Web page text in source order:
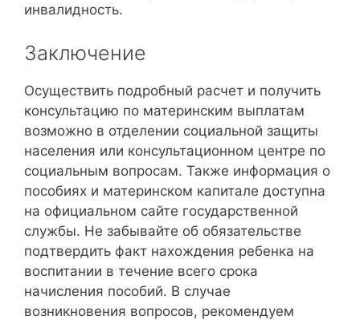
инвалидность.
Заключение
Осуществить подробный расчет и получить
консультацию по материнским выплатам
возможно в отделении социальной защиты
населения или консультационном центре по
социальным вопросам. Также информация о
пособиях и материнском капитале доступна
на официальном сайте государственной
службы. Не забывайте об обязательстве
подтвердить факт нахождения ребенка на
воспитании в течение всего срока
начисления пособий. В случае
возникновения вопросов, рекомендуем